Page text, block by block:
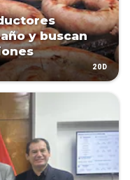
y buscan
20D